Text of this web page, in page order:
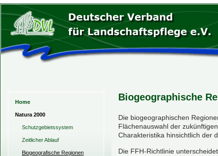
Home
Natura 2000
Schutzgebietssystem
Zeitlicher Ablauf
Biogeografische Regionen
Biogeographische
Die biogeographischen
Flächenauswahl der
Charakteristika hinsichtlich der
Die FFH-Richtlinie